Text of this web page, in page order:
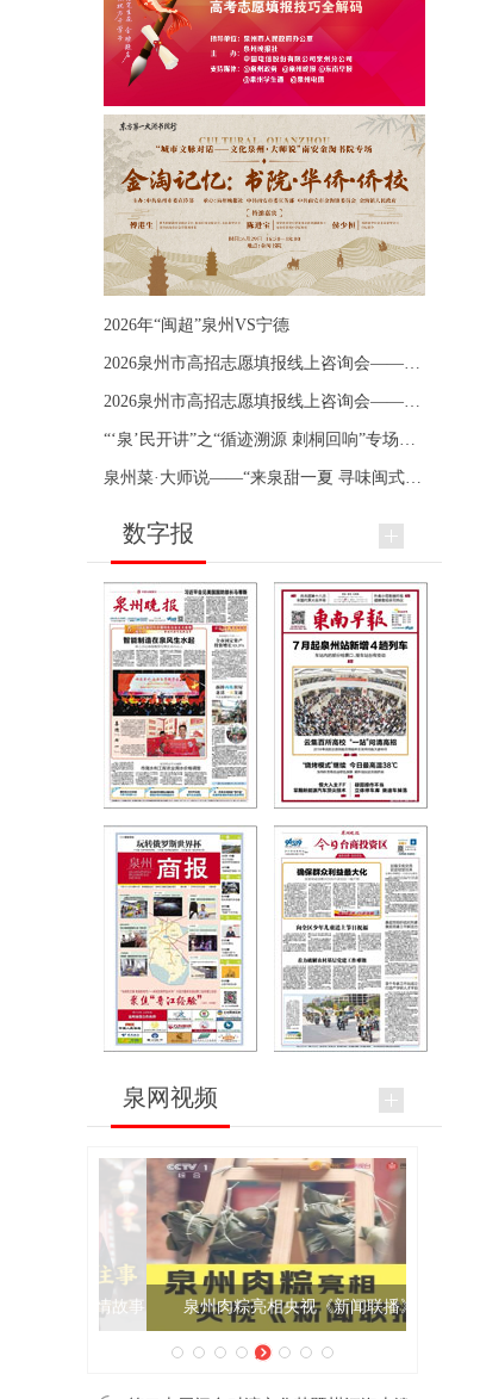
2026年“闽超”泉州VS宁德
数字报
泉网视频
泉州肉粽亮相央视《新闻联播》